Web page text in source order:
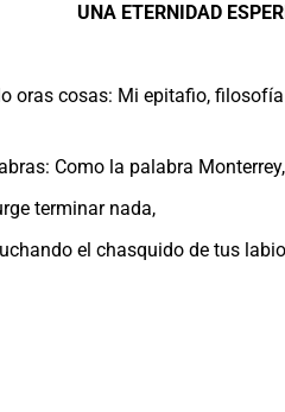
UNA ETERNIDAD
oras cosas: Mi epitafio,
Como la palabra
terminar nada,
el chasquido de tus